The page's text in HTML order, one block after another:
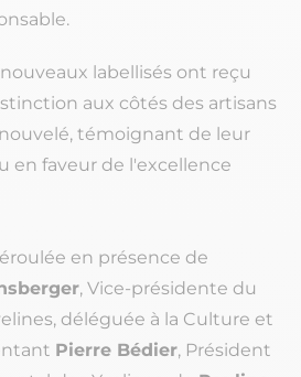
labellisés ont reçu
aux côtés des artisans
témoignant de leur
en faveur de l'excellence
en présence de
, Vice-présidente du
déléguée à la Culture et
Pierre Bédier, Président